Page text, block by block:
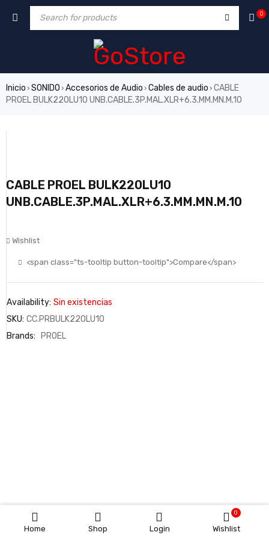
Home Shop Login Wishlist
0
0
Inicio › SONIDO › Accesorios de Audio › Cables de audio › CABLE
PROEL BULK220LU10 UNB.CABLE.3P.MAL.XLR+6.3.MM.MN.M.10
CABLE PROEL BULK220LU10
UNB.CABLE.3P.MAL.XLR+6.3.MM.MN.M.10
Wishlist
<span class="ts-tooltip button-tooltip">Compare</span>
Availability: Sin existencias
SKU: CC.PRBULK220LU10
Brands:
PROEL